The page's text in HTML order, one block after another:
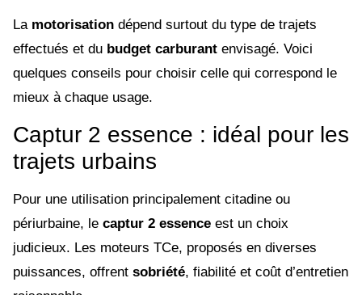
La motorisation dépend surtout du type de trajets
effectués et du budget carburant envisagé. Voici
quelques conseils pour choisir celle qui correspond le
mieux à chaque usage.
Captur 2 essence : idéal pour les
trajets urbains
Pour une utilisation principalement citadine ou
périurbaine, le captur 2 essence est un choix
judicieux. Les moteurs TCe, proposés en diverses
puissances, offrent sobriété, fiabilité et coût d’entretien